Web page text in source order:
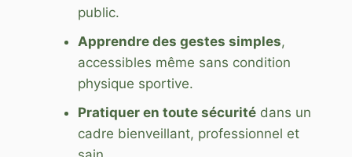
public.
Apprendre des gestes simples,
accessibles même sans condition
physique sportive.
Pratiquer en toute sécurité dans un
cadre bienveillant, professionnel et